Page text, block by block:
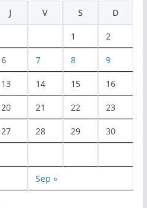
J V S D
1 2
6 7 8 9
13 14 15 16
20 21 22 23
27 28 29 30
Sep »